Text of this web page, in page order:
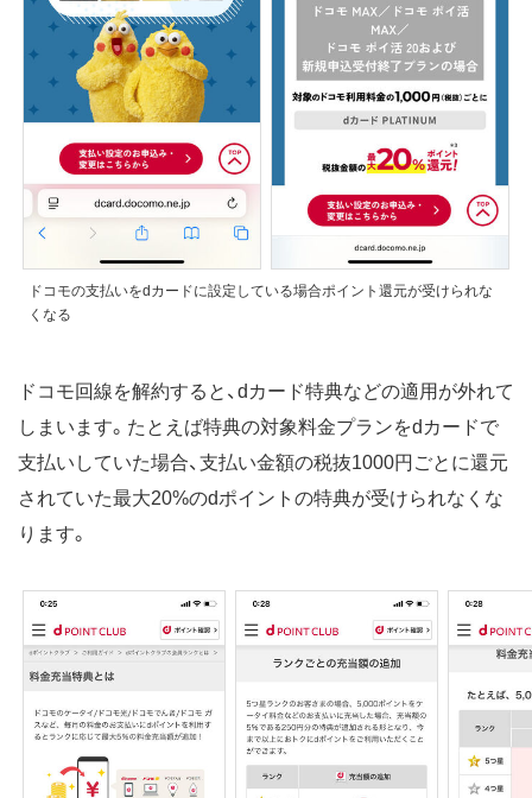
ドコモの支払いをdカードに設定している場合ポイント還元が受けられな
くなる
ドコモ回線を解約すると、dカード特典などの適用が外れて
しまいます。たとえば特典の対象料金プランをdカードで
支払いしていた場合、支払い金額の税抜1000円ごとに還元
されていた最大20%のdポイントの特典が受けられなくな
ります。